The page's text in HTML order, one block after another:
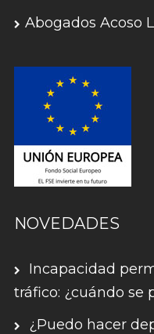
Abogados Acoso
NOVEDADES
Incapacidad
tráfico: ¿cuándo se
¿Puedo hacer